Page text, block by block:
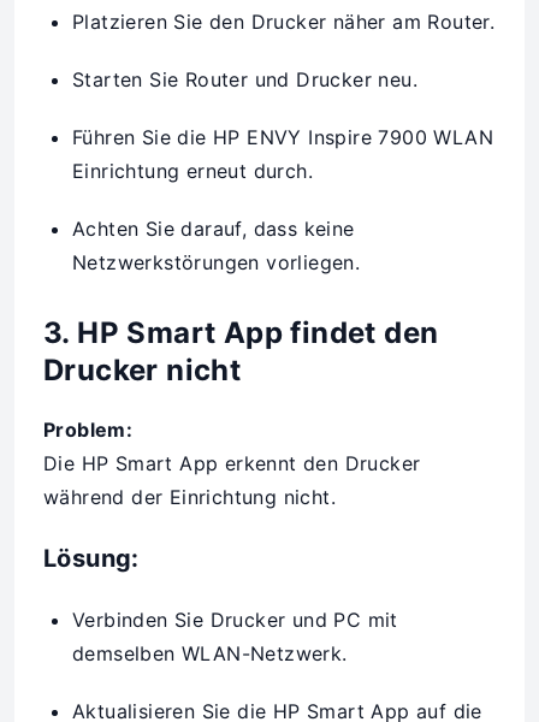
Platzieren Sie den Drucker näher am Router.
Starten Sie Router und Drucker neu.
Führen Sie die HP ENVY Inspire 7900 WLAN
Einrichtung erneut durch.
Achten Sie darauf, dass keine
Netzwerkstörungen vorliegen.
3. HP Smart App findet den
Drucker nicht
Problem:
Die HP Smart App erkennt den Drucker
während der Einrichtung nicht.
Lösung:
Verbinden Sie Drucker und PC mit
demselben WLAN-Netzwerk.
Aktualisieren Sie die HP Smart App auf die